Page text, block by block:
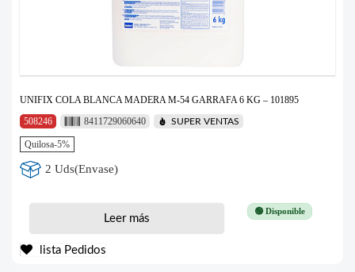
UNIFIX COLA BLANCA MADERA M-54 GARRAFA 6 KG – 101895
508246
8411729060640 SUPER VENTAS
Quilosa-5%
2 Uds(Envase)
🟢 Disponible
Leer más
lista Pedidos